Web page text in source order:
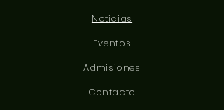
Noticias
Eventos
Admisiones
Contacto